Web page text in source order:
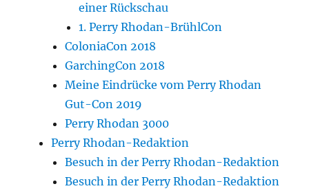
einer Rückschau
1. Perry Rhodan-BrühlCon
ColoniaCon 2018
GarchingCon 2018
Meine Eindrücke vom Perry Rhodan
Gut-Con 2019
Perry Rhodan 3000
Perry Rhodan-Redaktion
Besuch in der Perry Rhodan-Redaktion
Besuch in der Perry Rhodan-Redaktion